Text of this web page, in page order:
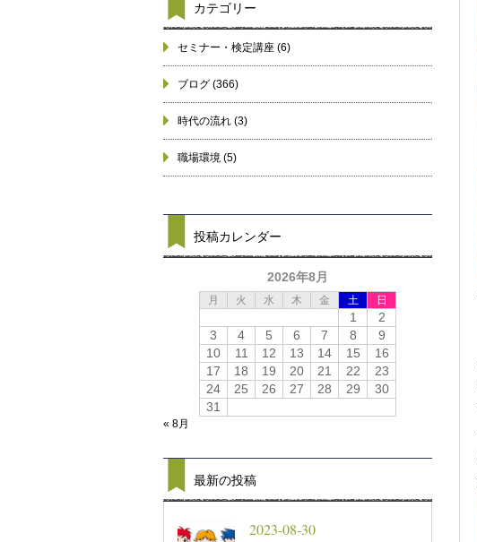
カテゴリー
セミナー・検定講座 (6)
ブログ (366)
時代の流れ (3)
職場環境 (5)
投稿カレンダー
2026年8月
月 火 水 木 金 土 日
1
2
3
4 5 6 7 8
9
10
11 12 13 14 15
16
17
18 19 20 21 22
23
24
25 26 27 28 29
30
31
« 8月
最新の投稿
2023-08-30